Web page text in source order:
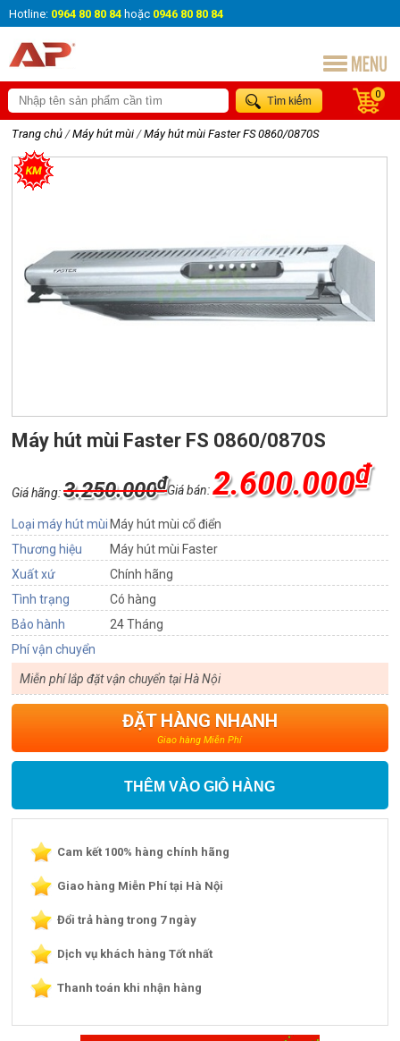
Hotline: 0964 80 80 84 hoặc 0946 80 80 84
0
Trang chủ / Máy hút mùi / Máy hút mùi Faster FS 0860/0870S
Máy hút mùi Faster FS 0860/0870S
Giá bán:2.600.000₫
Giá hãng:3.250.000₫
Loại máy hút mùi Máy hút mùi cổ điển
Thương hiệu
Máy hút mùi Faster
Xuất xứ
Chính hãng
Tình trạng
Có hàng
Bảo hành
24 Tháng
Phí vận chuyển
Miễn phí lắp đặt vận chuyển tại Hà Nội
ĐẶT HÀNG NHANH
Giao hàng Miễn Phí
THÊM VÀO GIỎ HÀNG
Cam kết 100% hàng chính hãng
Giao hàng Miễn Phí tại Hà Nội
Đổi trả hàng trong 7 ngày
Dịch vụ khách hàng Tốt nhất
Thanh toán khi nhận hàng